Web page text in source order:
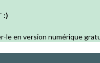
:)
en version numérique